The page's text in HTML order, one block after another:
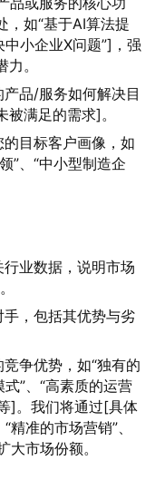
，如“基于AI算法提
小企业X问题”]，强
。
品/服务如何解决目
满足的需求]。
目标客户画像，如
”、“中小型制造企
业数据，说明市场
，包括其优势与劣
争优势，如“独有的
”、“高素质的运营
]。我们将通过[具体
精准的市场营销”、
大市场份额。